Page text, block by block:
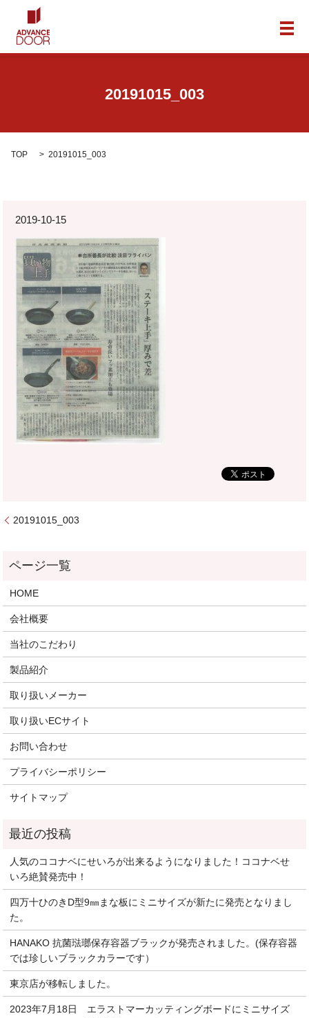
メ
20191015_003
TOP 20191015_003
2019-10-15
20191015_003
HOME
会社概要
当社のこだわり
製品紹介
取り扱いメーカー
取り扱いECサイト
お問い合わせ
プライバシーポリシー
サイトマップ
人気のココナベにせいろが出来るようになりました！ココナベせ
いろ絶賛発売中！
四万十ひのきD型9㎜まな板にミニサイズが新たに発売となりまし
た。
HANAKO 抗菌琺瑯保存容器ブラックが発売されました。(保存容器
では珍しいブラックカラーです）
東京店が移転しました。
2023年7月18日 エラストマーカッティングボードにミニサイズ